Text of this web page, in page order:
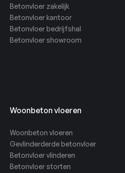
Betonvloer zakelijk
Betonvloer kantoor
Betonvloer bedrijfshal
Betonvloer showroom
Woonbeton vloeren
Woonbeton vloeren
Gevlinderderde betonvloer
Betonvloer vlinderen
Betonvloer storten